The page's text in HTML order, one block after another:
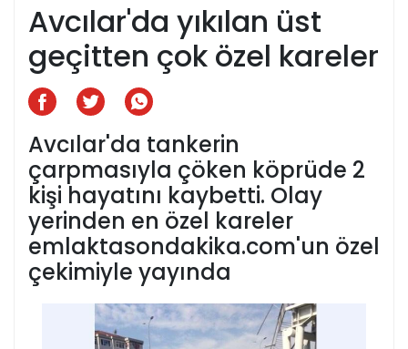
Avcılar'da yıkılan üst
geçitten çok özel kareler
Avcılar'da tankerin
çarpmasıyla çöken köprüde 2
kişi hayatını kaybetti. Olay
yerinden en özel kareler
emlaktasondakika.com'un özel
çekimiyle yayında